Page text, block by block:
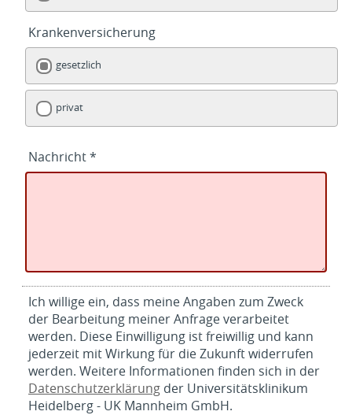
Krankenversicherung
gesetzlich
privat
Nachricht *
Ich willige ein, dass meine Angaben zum Zweck
der Bearbeitung meiner Anfrage verarbeitet
werden. Diese Einwilligung ist freiwillig und kann
jederzeit mit Wirkung für die Zukunft widerrufen
werden. Weitere Informationen finden sich in der
Datenschutzerklärung der Universitätsklinikum
Heidelberg - UK Mannheim GmbH.